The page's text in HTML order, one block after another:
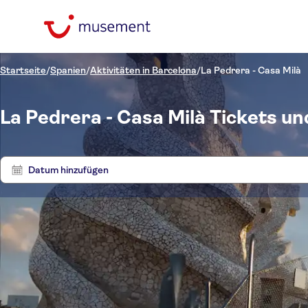
Startseite/Spanien/Aktivitäten in Barcelona/La Pedrera - Casa Milà
La Pedrera - Casa Milà Tickets
Datum hinzufügen
Preis (pro Person)
Min. € Max. €
Hoteltransfer
NO-PICKUP
Ticketoptionen
Digitale
Buchungsbestätigung
Sofortbestätigung
Kategorien
Attraktionen und
Sprache